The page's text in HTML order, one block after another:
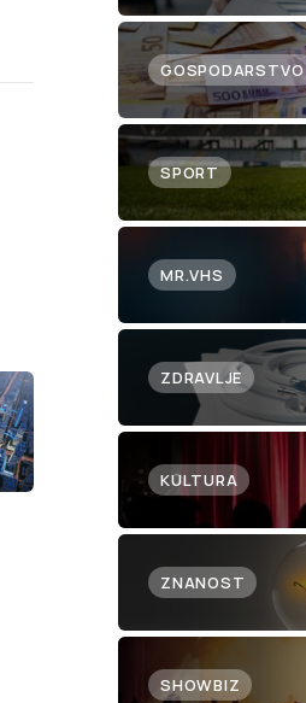
GOSPODARSTVO
SPORT
MR.VHS
ZDRAVLJE
KULTURA
ZNANOST
SHOWBIZ